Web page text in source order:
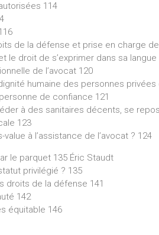
114
de la défense et prise en charge
le droit de s’exprimer dans sa langue
de l’avocat 120
humaine des personnes privées
de confiance 121
à des sanitaires décents, se
123
à l’assistance de l’avocat ? 124
le parquet 135 Éric Staudt
privilégié ? 135
droits de la défense 141
142
équitable 146